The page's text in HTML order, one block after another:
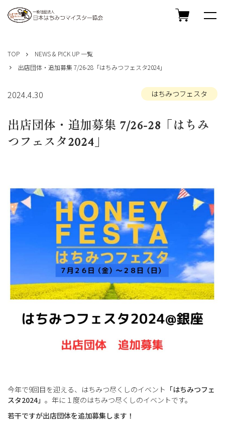
TOP
NEWS & PICK UP 一覧
出店団体・追加募集 7/26-28「はちみつフェスタ2024」
2024.4.30 はちみつフェスタ
出店団体・追加募集 7/26-28「はちみ
つフェスタ2024」
今年で9回目を迎える、はちみつ尽くしのイベント 「はちみつフェ
スタ2024」 。年に１度のはちみつ尽くしのイベントです。
若干ですが出店団体を追加募集します！